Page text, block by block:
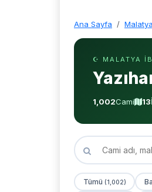
Ana Sayfa
☪ MALATYA
1,002Cami 13
Tümü (1,002)